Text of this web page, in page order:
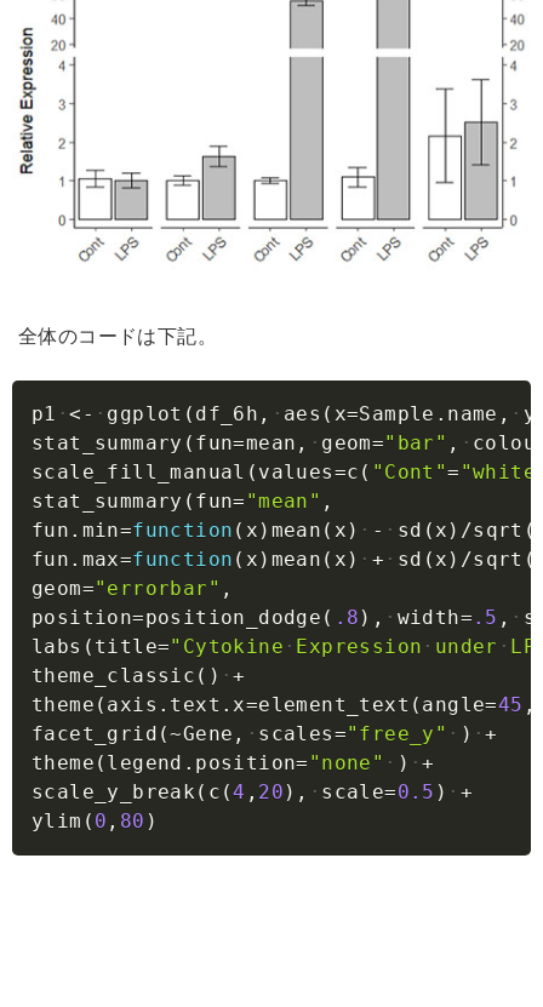
全体のコードは下記。
p1 <- ggplot ( df_6h , aes ( x=Sample.name , y
stat_summary ( fun=mean , geom="bar" ,
scale_fill_manual ( values=c ( "Cont"=
stat_summary ( fun= "mean" ,
fun.min=function ( x ) mean ( x ) - sd ( x ) /sqrt (
fun.max=function ( x ) mean ( x ) + sd ( x ) /sqrt (
geom="errorbar" ,
position=position_dodge ( .8 ) , width= .5 ,
labs ( title="Cytokine Expression under
theme_classic ( )
+
theme ( axis.text.x=element_text ( angle=45 ,
facet_grid (~Gene , scales="free_y" )
+
theme ( legend.position= "none" )
+
scale_y_break ( c (4 , 20 ) , scale=0.5 )
+
ylim ( 0 , 80 )
Copy